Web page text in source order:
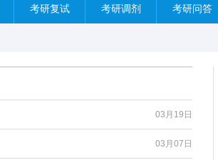
考研复试 考研调剂 考研问答
03月19日
03月07日